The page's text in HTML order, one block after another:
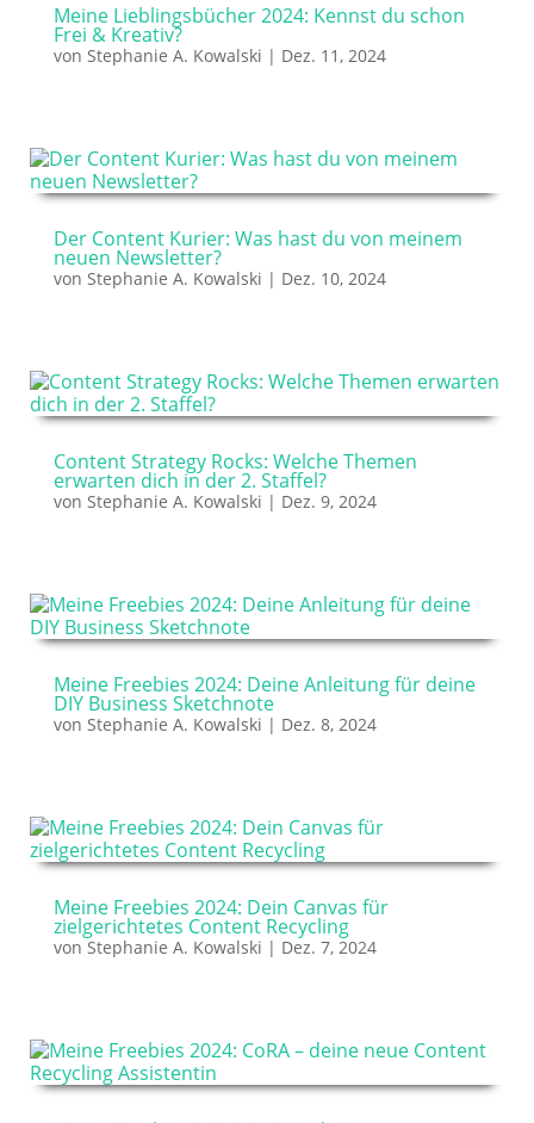
Meine Lieblingsbücher 2024: Kennst du schon
Frei & Kreativ?
von Stephanie A. Kowalski | Dez. 11, 2024
Der Content Kurier: Was hast du von meinem
neuen Newsletter?
von Stephanie A. Kowalski | Dez. 10, 2024
Content Strategy Rocks: Welche Themen
erwarten dich in der 2. Staffel?
von Stephanie A. Kowalski | Dez. 9, 2024
Meine Freebies 2024: Deine Anleitung für deine
DIY Business Sketchnote
von Stephanie A. Kowalski | Dez. 8, 2024
Meine Freebies 2024: Dein Canvas für
zielgerichtetes Content Recycling
von Stephanie A. Kowalski | Dez. 7, 2024